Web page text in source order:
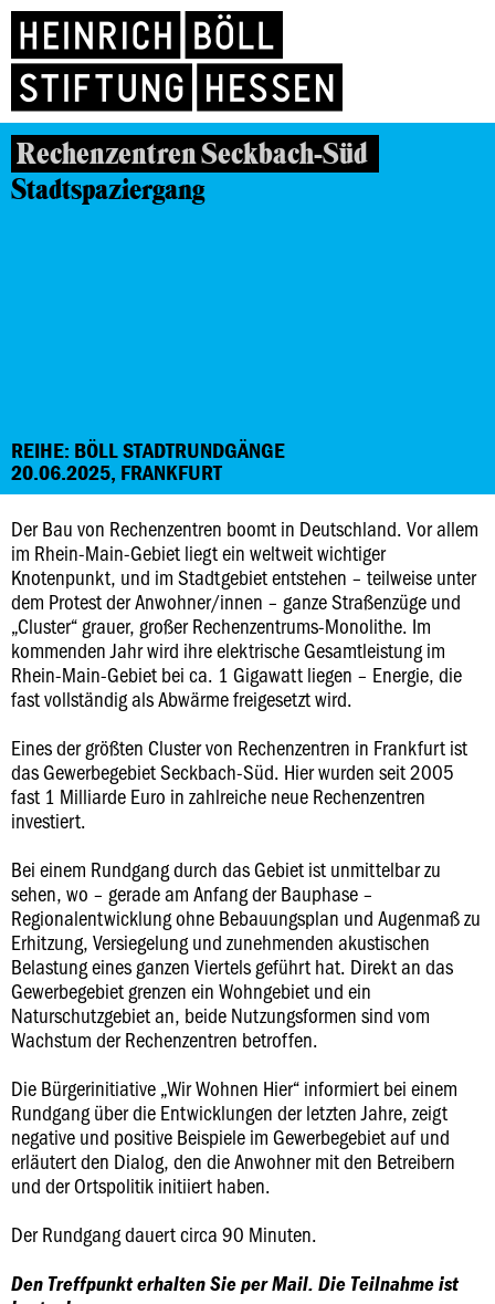
Rechenzentren Seckbach-Süd
Stadtspaziergang
REIHE: BÖLL STADTRUNDGÄNGE
20.06.2025, FRANKFURT
Der Bau von Rechenzentren boomt in Deutschland. Vor allem
im Rhein-Main-Gebiet liegt ein weltweit wichtiger
Knotenpunkt, und im Stadtgebiet entstehen – teilweise unter
dem Protest der Anwohner/innen – ganze Straßenzüge und
„Cluster“ grauer, großer Rechenzentrums-Monolithe. Im
kommenden Jahr wird ihre elektrische Gesamtleistung im
Rhein-Main-Gebiet bei ca. 1 Gigawatt liegen – Energie, die
fast vollständig als Abwärme freigesetzt wird.
Eines der größten Cluster von Rechenzentren in Frankfurt ist
das Gewerbegebiet Seckbach-Süd. Hier wurden seit 2005
fast 1 Milliarde Euro in zahlreiche neue Rechenzentren
investiert.
Bei einem Rundgang durch das Gebiet ist unmittelbar zu
sehen, wo – gerade am Anfang der Bauphase –
Regionalentwicklung ohne Bebauungsplan und Augenmaß zu
Erhitzung, Versiegelung und zunehmenden akustischen
Belastung eines ganzen Viertels geführt hat. Direkt an das
Gewerbegebiet grenzen ein Wohngebiet und ein
Naturschutzgebiet an, beide Nutzungsformen sind vom
Wachstum der Rechenzentren betroffen.
Die Bürgerinitiative „Wir Wohnen Hier“ informiert bei einem
Rundgang über die Entwicklungen der letzten Jahre, zeigt
negative und positive Beispiele im Gewerbegebiet auf und
erläutert den Dialog, den die Anwohner mit den Betreibern
und der Ortspolitik initiiert haben.
Der Rundgang dauert circa 90 Minuten.
Den Treffpunkt erhalten Sie per Mail. Die Teilnahme ist